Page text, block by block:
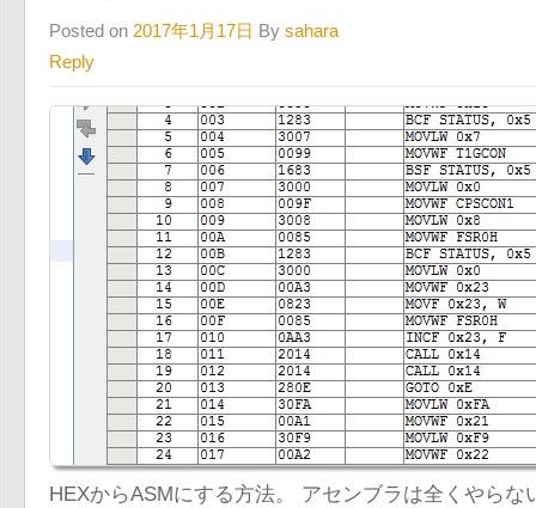
Posted on 2017年1月17日 By sahara
Reply
HEXからASMにする方法。 アセンブラは全くやら